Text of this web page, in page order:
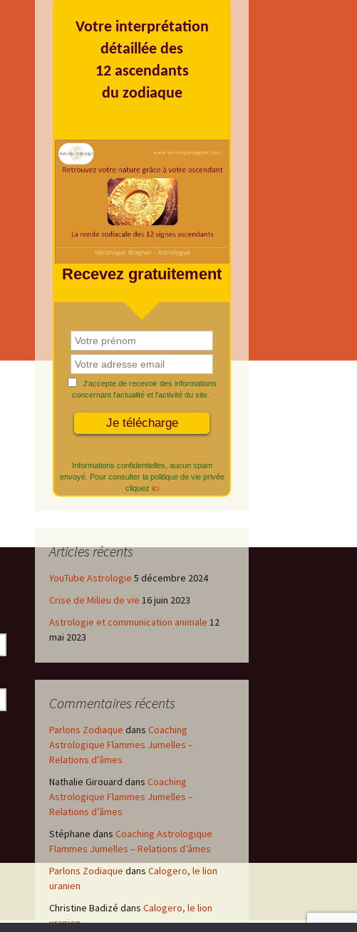
Votre interprétation
détaillée des
12 ascendants
du zodiaque
Recevez gratuitement
J'accepte de recevoir des informations
concernant l'actualité et l'activité du site.
Informations confidentielles, aucun spam
envoyé. Pour consulter la politique de vie privée
cliquez ici
Articles récents
YouTube Astrologie 5 décembre 2024
Crise de Milieu de vie 16 juin 2023
Astrologie et communication animale 12
mai 2023
Commentaires récents
Parlons Zodiaque dans Coaching
Astrologique Flammes Jumelles –
Relations d’âmes
Nathalie Girouard dans Coaching
Astrologique Flammes Jumelles –
Relations d’âmes
Stéphane dans Coaching Astrologique
Flammes Jumelles – Relations d’âmes
Parlons Zodiaque dans Calogero, le lion
uranien
Christine Badizé dans Calogero, le lion
uranien